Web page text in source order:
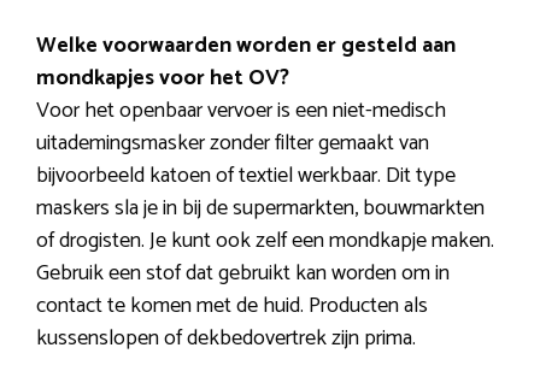
Welke voorwaarden worden er gesteld aan
mondkapjes voor het OV?
Voor het openbaar vervoer is een niet-medisch
uitademingsmasker zonder filter gemaakt van
bijvoorbeeld katoen of textiel werkbaar. Dit type
maskers sla je in bij de supermarkten, bouwmarkten
of drogisten. Je kunt ook zelf een mondkapje maken.
Gebruik een stof dat gebruikt kan worden om in
contact te komen met de huid. Producten als
kussenslopen of dekbedovertrek zijn prima.